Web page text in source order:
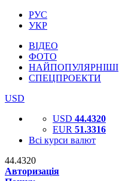
РУС
УКР
ВІДЕО
ФОТО
НАЙПОПУЛЯРНІШІ
СПЕЦПРОЕКТИ
USD
USD 44.4320
EUR 51.3316
Всі курси валют
44.4320
Авторизація